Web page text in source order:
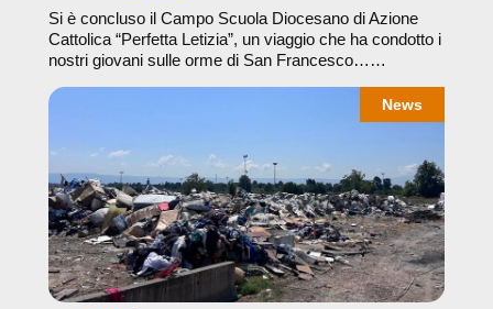
Si è concluso il Campo Scuola Diocesano di Azione
Cattolica “Perfetta Letizia”, un viaggio che ha condotto i
nostri giovani sulle orme di San Francesco……
News